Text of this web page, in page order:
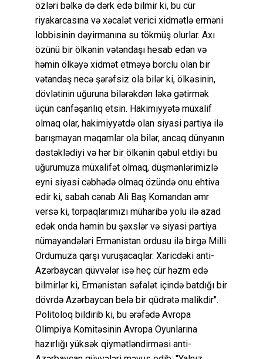
özləri bəlkə də dərk edə bilmir ki, bu cür
riyakarcasına və xəcalət verici xidmətlə erməni
lobbisinin dəyirmanına su tökmüş olurlar. Axı
özünü bir ölkənin vətəndaşı hesab edən və
həmin ölkəyə xidmət etməyə borclu olan bir
vətandaş necə şərəfsiz ola bilər ki, ölkəsinin,
dövlətinin uğuruna bilərəkdən ləkə gətirmək
üçün canfəşanlıq etsin. Hakimiyyətə müxalif
olmaq olar, hakimiyyətdə olan siyasi partiya ilə
barışmayan məqamlar ola bilər, ancaq dünyanın
dəstəklədiyi və hər bir ölkənin qəbul etdiyi bu
uğurumuza müxalifət olmaq, düşmənlərimizlə
eyni siyasi cəbhədə olmaq özündə onu ehtiva
edir ki, sabah cənab Ali Baş Komandan əmr
versə ki, torpaqlarımızı müharibə yolu ilə azad
edək onda həmin bu şəxslər və siyasi partiya
nümayəndələri Ermənistan ordusu ilə birgə Milli
Ordumuza qarşı vuruşacaqlar. Xaricdəki anti-
Azərbaycan qüvvələr isə heç cür həzm edə
bilmirlər ki, Ermənistan səfalət içində batdığı bir
dövrdə Azərbaycan belə bir qüdrətə malikdir".
Politoloq bildirib ki, bu ərəfədə Avropa
Olimpiya Komitəsinin Avropa Oyunlarına
hazırlığı yüksək qiymətləndirməsi anti-